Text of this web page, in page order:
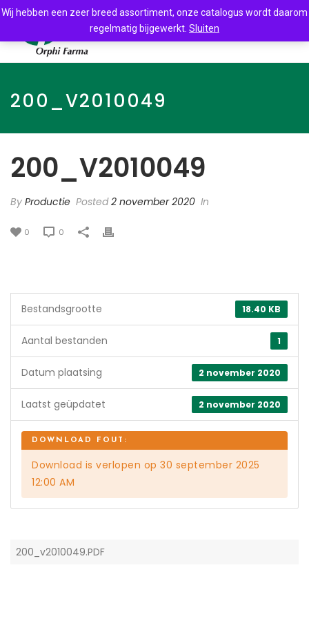
200_V2010049
200_V2010049
By Productie Posted2 november 2020 In
0 0
18.40 KB
Bestandsgrootte
1
Aantal bestanden
2 november 2020
Datum plaatsing
2 november 2020
Laatst geüpdatet
Download is verlopen op 30 september 2025
12:00 AM
200_v2010049.PDF
Wij hebben een zeer breed assortiment, onze catalogus wordt daarom
regelmatig bijgewerkt. Sluiten